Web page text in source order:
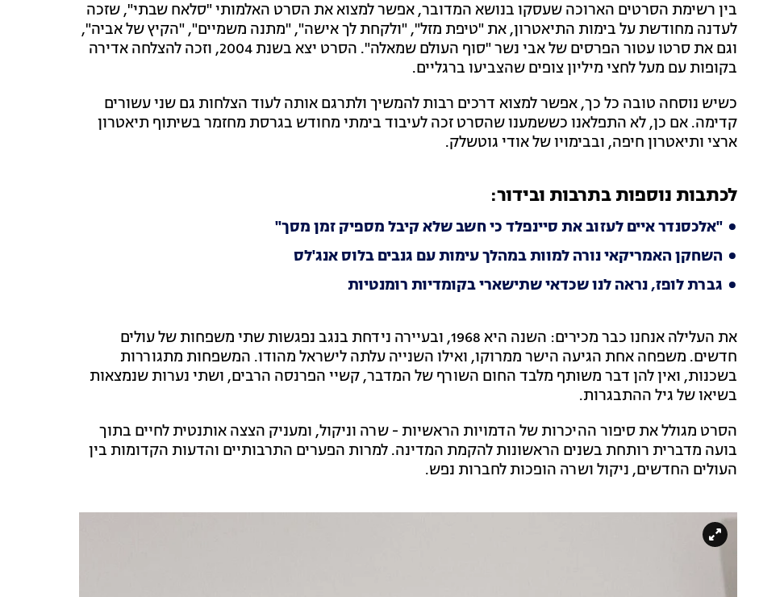
בין רשימת הסרטים הארוכה שעסקו בנושא המדובר, אפשר למצוא את הסרט האלמותי "סלאח שבתי", שזכה
לעדנה מחודשת על בימות התיאטרון, את "טיפת מזל", "ולקחת לך אישה", "מתנה משמיים", "הקיץ של אביה",
וגם את סרטו עטור הפרסים של אבי נשר "סוף העולם שמאלה". הסרט יצא בשנת 2004, וזכה להצלחה אדירה
בקופות עם מעל לחצי מיליון צופים שהצביעו ברגליים.
כשיש נוסחה טובה כל כך, אפשר למצוא דרכים רבות להמשיך ולתרגם אותה לעוד הצלחות גם שני עשורים
קדימה. אם כן, לא התפלאנו כששמענו שהסרט זכה לעיבוד בימתי מחודש בגרסת מחזמר בשיתוף תיאטרון
ארצי ותיאטרון חיפה, ובבימויו של אודי גוטשלק.
לכתבות נוספות בתרבות ובידור:
"אלכסנדר איים לעזוב את סיינפלד כי חשב שלא קיבל מספיק זמן מסך"
השחקן האמריקאי נורה למוות במהלך עימות עם גנבים בלוס אנג'לס
גברת לופז, נראה לנו שכדאי שתישארי בקומדיות רומנטיות
את העלילה אנחנו כבר מכירים: השנה היא 1968, ובעיירה נידחת בנגב נפגשות שתי משפחות של עולים
חדשים. משפחה אחת הגיעה הישר ממרוקו, ואילו השנייה עלתה לישראל מהודו. המשפחות מתגוררות
בשכנות, ואין להן דבר משותף מלבד החום השורף של המדבר, קשיי הפרנסה הרבים, ושתי נערות שנמצאות
בשיאו של גיל ההתבגרות.
הסרט מגולל את סיפור ההיכרות של הדמויות הראשיות - שרה וניקול, ומעניק הצצה אותנטית לחיים בתוך
בועה מדברית רותחת בשנים הראשונות להקמת המדינה. למרות הפערים התרבותיים והדעות הקדומות בין
העולים החדשים, ניקול ושרה הופכות לחברות נפש.